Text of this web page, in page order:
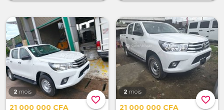
favorite_border
2 mois
21 000 000 CFA
favorite_border
2 mois
21 000 000 CFA